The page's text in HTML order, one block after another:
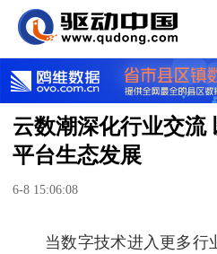
云数潮深化行业交流
平台生态发展
6-8 15:06:08
当数字技术进入更多行